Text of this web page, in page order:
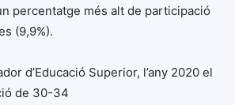
percentatge més alt de participació
(9,9%).
d’Educació Superior, l’any 2020 el
de 30-34